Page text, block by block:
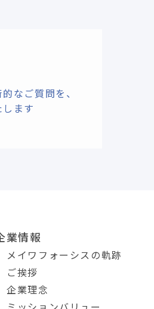
なご質問を、
ます
業情報
メイワフォーシスの軌跡
ご挨拶
企業理念